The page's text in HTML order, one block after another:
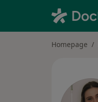
Homepage